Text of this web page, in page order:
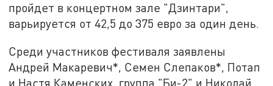
пройдет в концертном зале "Дзинтари",
варьируется от 42,5 до 375 евро за один день.
Среди участников фестиваля заявлены
Андрей Макаревич*, Семен Слепаков*, Потап
и Настя Каменских, группа "Би-2" и Николай